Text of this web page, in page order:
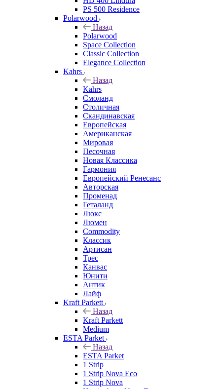
PS 500 Residence
Polarwood
Назад
Polarwood
Space Collection
Classic Collection
Elegance Collection
Kahrs
Назад
Kahrs
Смоланд
Столичная
Скандинавская
Европейская
Американская
Мировая
Песочная
Новая Классика
Гармония
Европейский Ренесанс
Авторская
Променад
Геталанд
Люкс
Люмен
Commodity
Классик
Артисан
Трес
Канвас
Юнити
Антик
Лайф
Kraft Parkett
Назад
Kraft Parkett
Medium
ESTA Parket
Назад
ESTA Parket
1 Strip
1 Strip Nova Eco
1 Strip Nova